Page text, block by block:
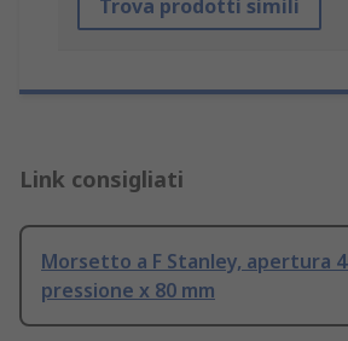
Trova prodotti simili
Link consigliati
Morsetto a F Stanley, apertura
pressione x 80 mm